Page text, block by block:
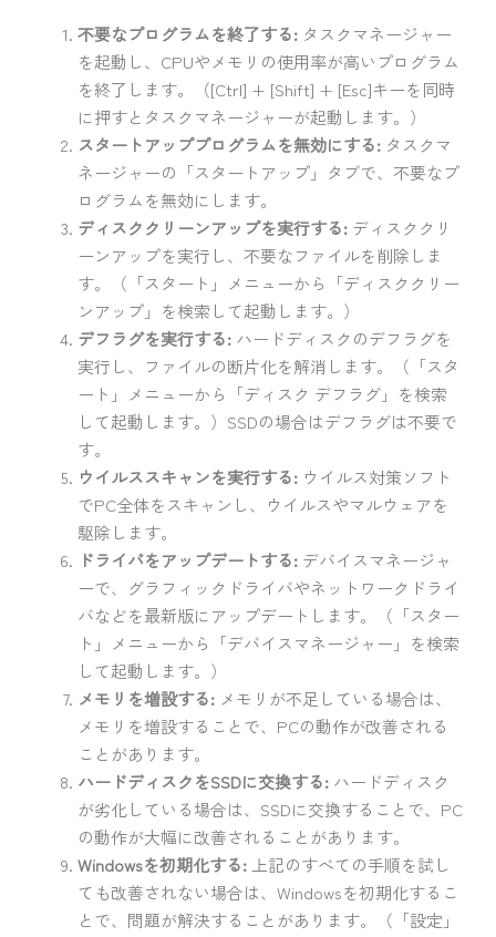
不要なプログラムを終了する: タスクマネージャー
を起動し、CPUやメモリの使用率が高いプログラム
を終了します。（[Ctrl] + [Shift] + [Esc]キーを同時
に押すとタスクマネージャーが起動します。）
スタートアッププログラムを無効にする: タスクマ
ネージャーの「スタートアップ」タブで、不要なプ
ログラムを無効にします。
ディスククリーンアップを実行する: ディスククリ
ーンアップを実行し、不要なファイルを削除しま
す。（「スタート」メニューから「ディスククリー
ンアップ」を検索して起動します。）
デフラグを実行する: ハードディスクのデフラグを
実行し、ファイルの断片化を解消します。（「スタ
ート」メニューから「ディスク デフラグ」を検索
して起動します。）SSDの場合はデフラグは不要で
す。
ウイルススキャンを実行する: ウイルス対策ソフト
でPC全体をスキャンし、ウイルスやマルウェアを
駆除します。
ドライバをアップデートする: デバイスマネージャ
ーで、グラフィックドライバやネットワークドライ
バなどを最新版にアップデートします。（「スター
ト」メニューから「デバイスマネージャー」を検索
して起動します。）
メモリを増設する: メモリが不足している場合は、
メモリを増設することで、PCの動作が改善される
ことがあります。
ハードディスクをSSDに交換する: ハードディスク
が劣化している場合は、SSDに交換することで、PC
の動作が大幅に改善されることがあります。
Windowsを初期化する: 上記のすべての手順を試し
ても改善されない場合は、Windowsを初期化するこ
とで、問題が解決することがあります。（「設定」